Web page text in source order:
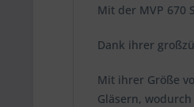
Mit der MVP 670
Dank ihrer
Mit ihrer Größe
Gläsern,